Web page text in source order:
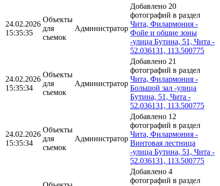
24.02.2026
15:35:35
Объекты
для
съемок
Администратор
Добавлено 20
фотографий в раздел
Чита, Филармония -
Фойе и общие зоны
-улица Бутина, 51, Чита -
52.036131, 113.500775
24.02.2026
15:35:34
Объекты
для
съемок
Администратор
Добавлено 21
фотографий в раздел
Чита, Филармония -
Большой зал -улица
Бутина, 51, Чита -
52.036131, 113.500775
24.02.2026
15:35:34
Объекты
для
съемок
Администратор
Добавлено 12
фотографий в раздел
Чита, Филармония -
Винтовая лестница
-улица Бутина, 51, Чита -
52.036131, 113.500775
Добавлено 4
фотографий в раздел